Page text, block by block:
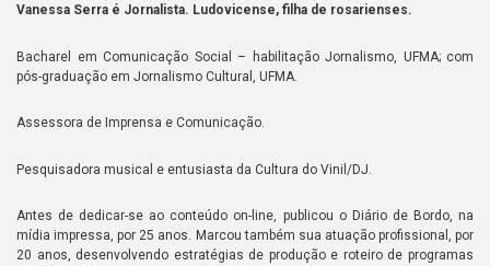
Vanessa Serra é Jornalista. Ludovicense, filha de rosarienses.
Bacharel em Comunicação Social – habilitação Jornalismo, UFMA; com
pós-graduação em Jornalismo Cultural, UFMA.
Assessora de Imprensa e Comunicação.
Pesquisadora musical e entusiasta da Cultura do Vinil/DJ.
Antes de dedicar-se ao conteúdo on-line, publicou o Diário de Bordo, na
mídia impressa, por 25 anos. Marcou também sua atuação profissional, por
20 anos, desenvolvendo estratégias de produção e roteiro de programas